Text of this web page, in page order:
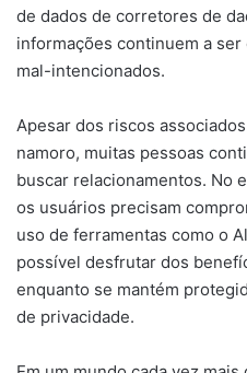
de dados de corretores de
informações continuem a
mal-intencionados.
Apesar dos riscos
namoro, muitas pessoas
buscar relacionamentos. No
os usuários precisam
uso de ferramentas como o
possível desfrutar dos
enquanto se mantém
de privacidade.